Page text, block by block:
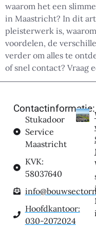
waarom het een
in Maastricht? In dit
pleisterwerk is,
voordelen, de
verder om alles te
of snel contact? Vraag
Contactinformatie:
Stukadoor
Service
Maastricht
KVK:
58037640
Hoofdkantoor:
030-2072024